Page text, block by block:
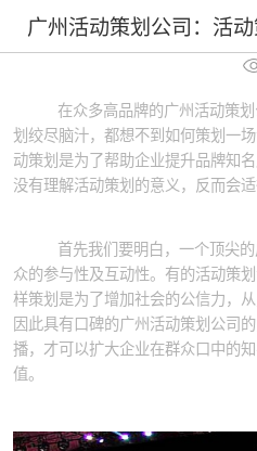
广州活动策划公司：活
在众多高品牌的广州活动策
划绞尽脑汁，都想不到如何策划一
动策划是为了帮助企业提升品牌知
没有理解活动策划的意义，反而会适
首先我们要明白，一个顶尖
众的参与性及互动性。有的活动策
样策划是为了增加社会的公信力，
因此具有口碑的广州活动策划公司
播，才可以扩大企业在群众口中的
值。